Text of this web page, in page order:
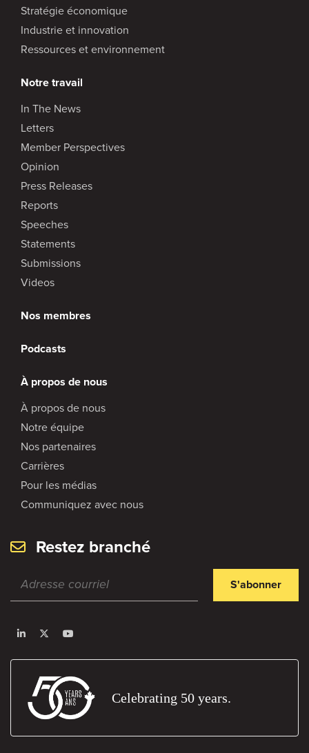
Stratégie économique
Industrie et innovation
Ressources et environnement
Notre travail
In The News
Letters
Member Perspectives
Opinion
Press Releases
Reports
Speeches
Statements
Submissions
Videos
Nos membres
Podcasts
À propos de nous
À propos de nous
Notre équipe
Nos partenaires
Carrières
Pour les médias
Communiquez avec nous
Restez branché
S'abonner
Celebrating 50 years.